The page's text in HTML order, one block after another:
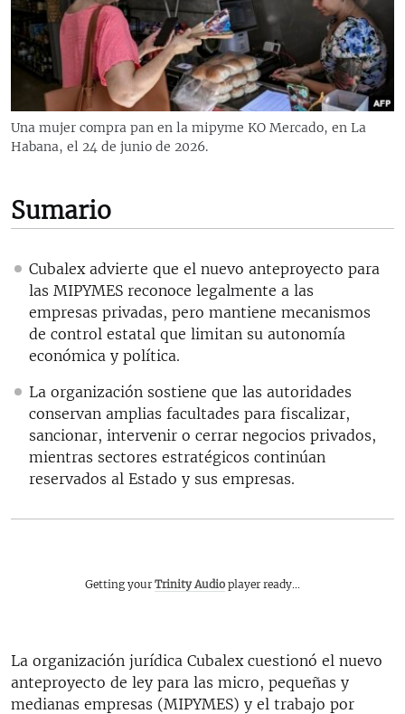
RADIO MARTÍ
ESPECIALES
ESPECIALES
LA REALIDAD DE LA VIVIENDA EN CUBA
SER VIEJO EN CUBA
LOS SANTOS DE HIALEAH
LA INVASIÓN DE RUSIA A UCRANIA
MULTIMEDIA
EDITORIALES
Una mujer compra pan en la mipyme KO Mercado, en La
Habana, el 24 de junio de 2026.
Sumario
Cubalex advierte que el nuevo anteproyecto para
las MIPYMES reconoce legalmente a las
empresas privadas, pero mantiene mecanismos
de control estatal que limitan su autonomía
económica y política.
La organización sostiene que las autoridades
conservan amplias facultades para fiscalizar,
sancionar, intervenir o cerrar negocios privados,
mientras sectores estratégicos continúan
reservados al Estado y sus empresas.
Getting yourTrinity Audio player ready...
La organización jurídica Cubalex cuestionó el nuevo
anteproyecto de ley para las micro, pequeñas y
medianas empresas (MIPYMES) y el trabajo por